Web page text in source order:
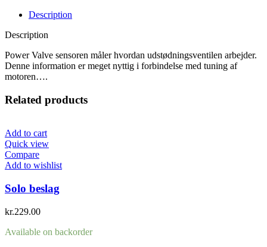
Description
Description
Power Valve sensoren måler hvordan udstødningsventilen arbejder.
Denne information er meget nyttig i forbindelse med tuning af
motoren….
Related products
Add to cart
Quick view
Compare
Add to wishlist
Solo beslag
kr.229.00
Available on backorder